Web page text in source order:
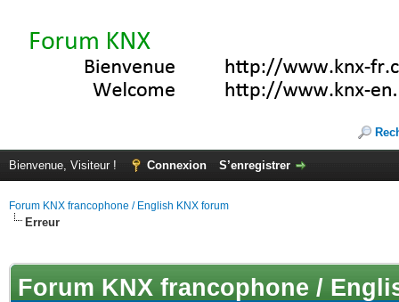
Bienvenue, Visiteur ! Connexion S’enregistrer
Forum KNX francophone / English KNX forum
Erreur
Forum KNX francophone /